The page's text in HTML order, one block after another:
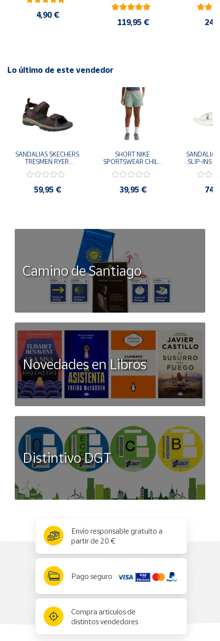
4,90 €
NEGRO JR6303
HOMBRE
119,95 €
Lo último de este vendedor
SANDALIAS SKECHERS
TRESMEN RYER
205112-CHOC
COMODAS
59,95 €
SHORT NIKE
SPORTSWEAR CHILL
006 PANTALONES
39,95 €
SANDALIAS
SLIP-INS
Camino de Santiago
Novedades en Libros
Distintivo DGT
Envío responsable gratuito a
partir de 20 €
Pago seguro
Compra artículos de
distintos vendedores